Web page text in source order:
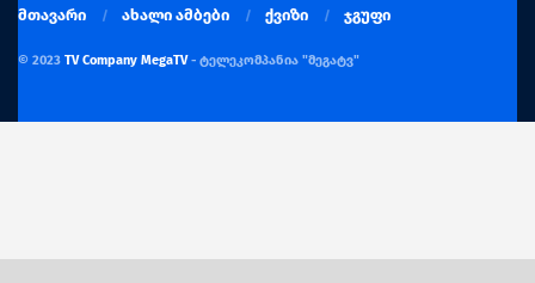
მთავარი ახალი ამბები ქვიზი ჯგუფი
© 2023 TV Company MegaTV- ტელეკომპანია "მეგატვ"